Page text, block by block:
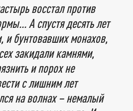
восстал против
А спустя десять лет
и бунтовавших монахов,
закидали камнями,
и порох не
с лишним лет
на волнах – немалый